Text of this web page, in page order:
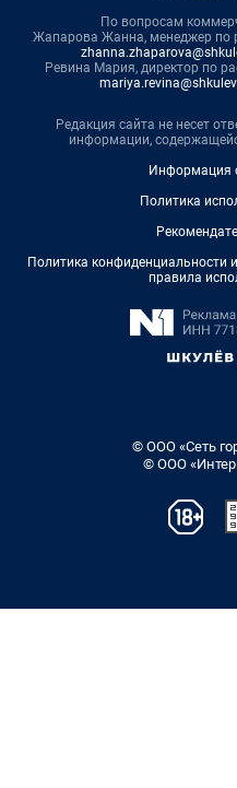
По вопросам
Жапарова Жанна, менеджер по
Ревина Мария, директор по
Редакция сайта не несет
информации,
Информация
Политика
Политика конфиденциальности
правила
© ООО «Сеть
© ООО